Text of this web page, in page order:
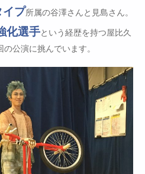
イプ所属の谷澤さんと見島さん。
化選手という経歴を持つ屋比久
公演に挑んでいます。